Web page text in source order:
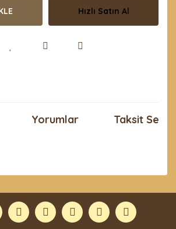
Hızlı Satın Al
Yorumlar Taksit
Yorum Yaz
tarafımıza iletebilirsiniz.
için teşekkür ederiz.